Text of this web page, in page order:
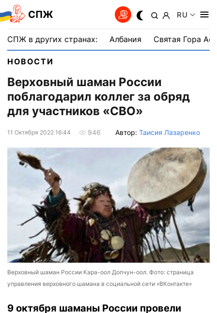
СПЖ RU
СПЖ в других странах: Албания Святая Гора
НОВОСТИ
Верховный шаман России
поблагодарил коллег за обряд
для участников «СВО»
11 Октября 2022 16:44 946 Автор: Таисия Лазаренко
Верховный шаман России Кара-оол Допчун-оол. Фото: страница
управления верховного шамана в социальной сети «ВКонтакте»
9 октября шаманы России провели